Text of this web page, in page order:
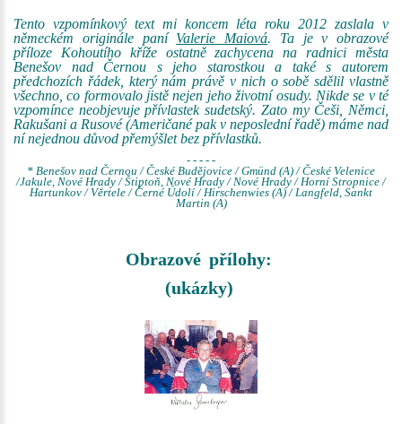
Tento vzpomínkový text mi koncem léta roku 2012 zaslala v
německém originále paní Valerie Maiová. Ta je v obrazové
příloze Kohoutího kříže ostatně zachycena na radnici města
Benešov nad Černou s jeho starostkou a také s autorem
předchozích řádek, který nám právě v nich o sobě sdělil vlastně
všechno, co formovalo jistě nejen jeho životní osudy. Nikde se v té
vzpomínce neobjevuje přívlastek sudetský. Zato my Češi, Němci,
Rakušani a Rusové (Američané pak v neposlední řadě) máme nad
ní nejednou důvod přemýšlet bez přívlastků.
- - - - -
* Benešov nad Černou / České Budějovice / Gmünd (A) / České Velenice
/Jakule, Nové Hrady / Štiptoň, Nové Hrady / Nové Hrady / Horní Stropnice /
Hartunkov / Věrtele / Černé Údolí / Hirschenwies (A) / Langfeld, Sankt
Martin (A)
Obrazové přílohy:
(ukázky)